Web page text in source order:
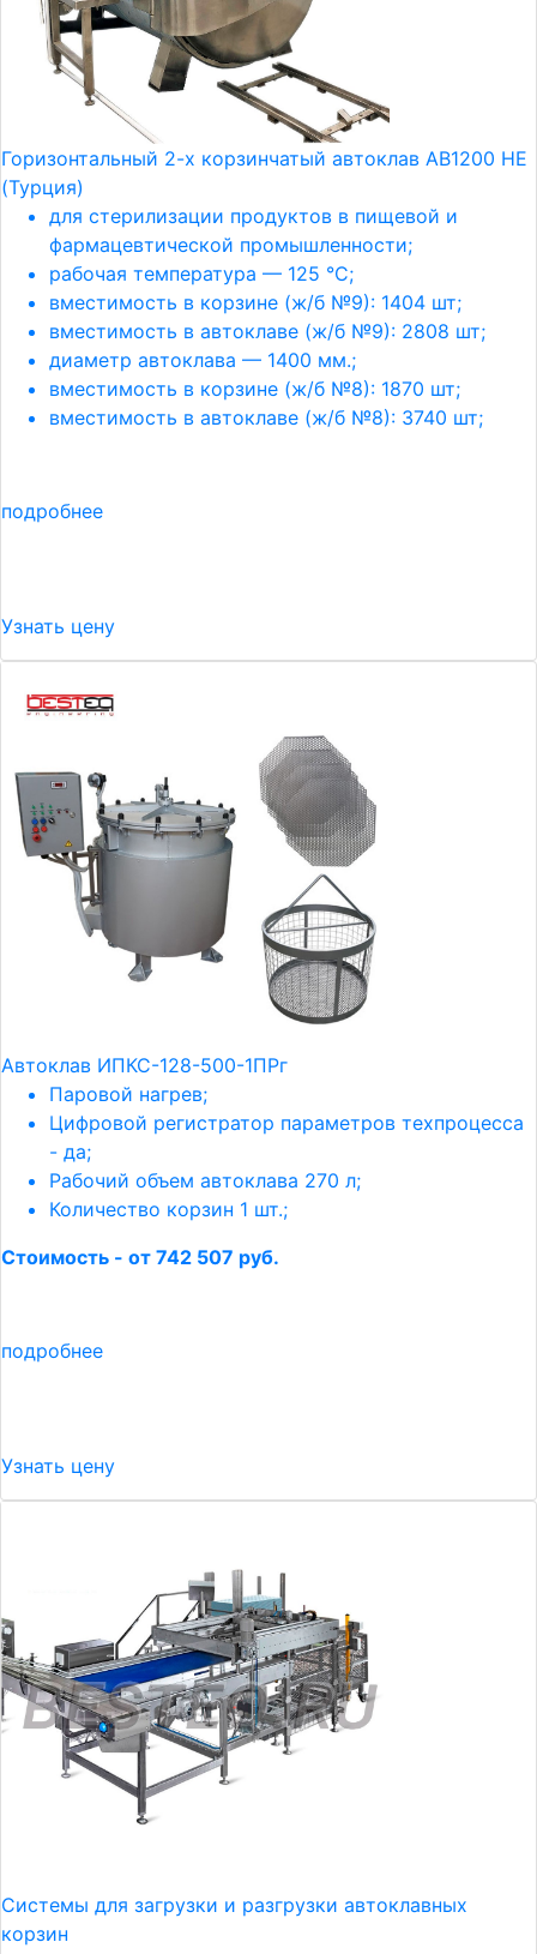
Горизонтальный 2-х корзинчатый автоклав АВ1200 HE
(Турция)
для стерилизации продуктов в пищевой и
фармацевтической промышленности;
рабочая температура — 125 °С;
вместимость в корзине (ж/б №9): 1404 шт;
вместимость в автоклаве (ж/б №9): 2808 шт;
диаметр автоклава — 1400 мм.;
вместимость в корзине (ж/б №8): 1870 шт;
вместимость в автоклаве (ж/б №8): 3740 шт;
подробнее
Узнать цену
Автоклав ИПКС-128-500-1ПРг
Паровой нагрев;
Цифровой регистратор параметров техпроцесса
- да;
Рабочий объем автоклава 270 л;
Количество корзин 1 шт.;
Стоимость - от 742 507 руб.
подробнее
Узнать цену
Системы для загрузки и разгрузки автоклавных
корзин